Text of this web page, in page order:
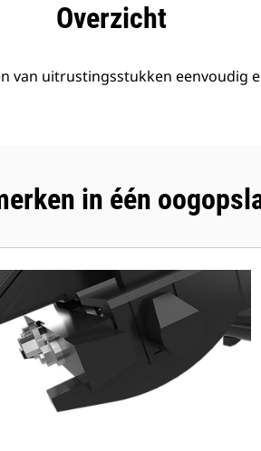
Overzicht
van uitrustingsstukken eenvoudig
in één